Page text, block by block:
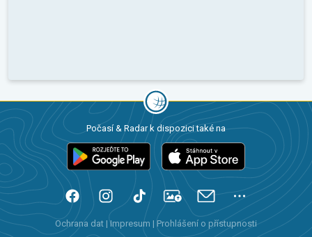
Počasí & Radar k dispozici také na
Ochrana dat |Impresum | Prohlášení o přístupnosti